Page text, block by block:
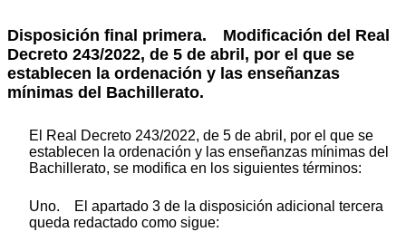
Disposición final primera. Modificación del Real
Decreto 243/2022, de 5 de abril, por el que se
establecen la ordenación y las enseñanzas
mínimas del Bachillerato.
El Real Decreto 243/2022, de 5 de abril, por el que se
establecen la ordenación y las enseñanzas mínimas del
Bachillerato, se modifica en los siguientes términos:
Uno. El apartado 3 de la disposición adicional tercera
queda redactado como sigue: